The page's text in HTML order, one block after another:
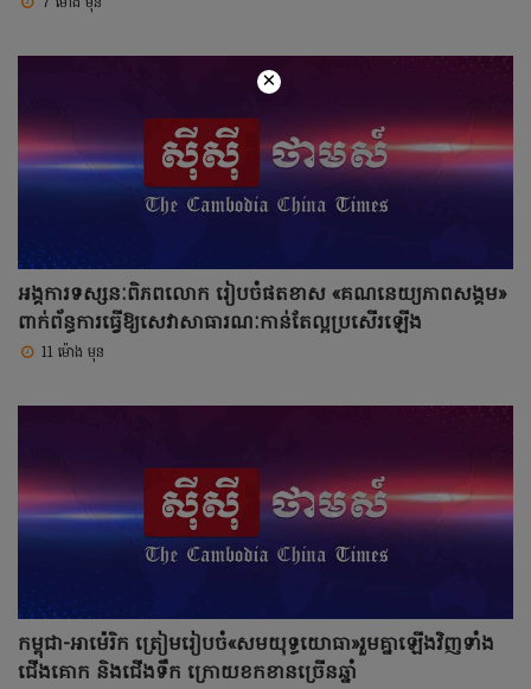
អង្គការទស្សនៈពិភពលោក រៀបចំផតខាស «គណនេយ្យភាពសង្គម»
ពាក់ព័ន្ធការធ្វើឱ្យសេវាសាធារណៈកាន់តែល្អប្រសើរឡើង
11 ម៉ោង មុន
កម្ពុជា-អាម៉េរិក ត្រៀមរៀបចំ«សមយុទ្ធ​យោធា»រួមគ្នាឡើងវិញទាំង
ជើងគោក និងជើងទឹក ក្រោយខកខានច្រើនឆ្នាំ
×